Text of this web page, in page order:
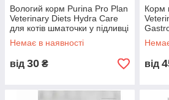
Вологий корм Purina Pro Plan
Veterinary Diets Hydra Care
для котів шматочки у підливці
85 г (7613038511276)
Немає в наявності
від 30 ₴
Корм
від